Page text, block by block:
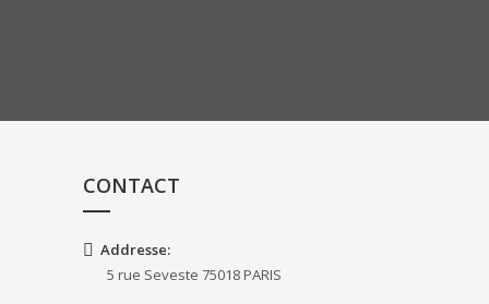
CONTACT
Addresse:
5 rue Seveste 75018 PARIS